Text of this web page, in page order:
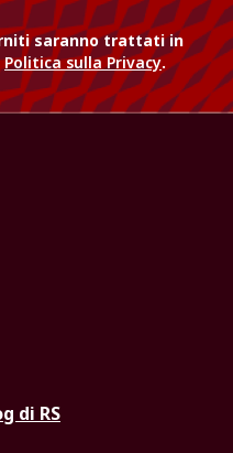
saranno trattati in
Politica sulla Privacy.
di RS